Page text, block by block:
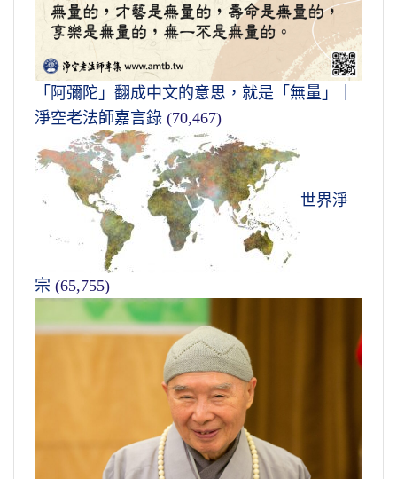
「阿彌陀」翻成中文的意思，就是「無量」｜
淨空老法師嘉言錄 (70,467)
世界淨
宗 (65,755)